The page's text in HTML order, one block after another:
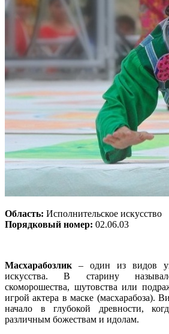
Область: Исполнительское искусство
Порядковый номер: 02.06.03
Масхарабозлик – один из видов
искусства. В старину
скоморошества, шутовства или
игрой актера в маске (масхарабоза).
начало в глубокой древности,
различным божествам и идолам.